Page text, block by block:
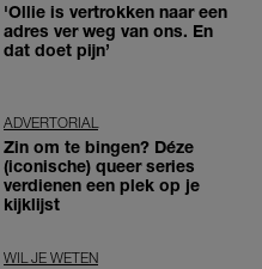
'Ollie is vertrokken naar een
adres ver weg van ons. En
dat doet pijn’
ADVERTORIAL
Zin om te bingen? Déze
(iconische) queer series
verdienen een plek op je
kijklijst
WIL JE WETEN